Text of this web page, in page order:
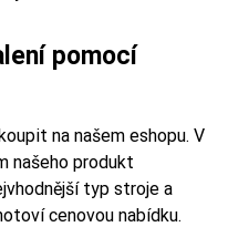
pomocí
na našem eshopu. V
našeho produkt
typ stroje a
cenovou nabídku.